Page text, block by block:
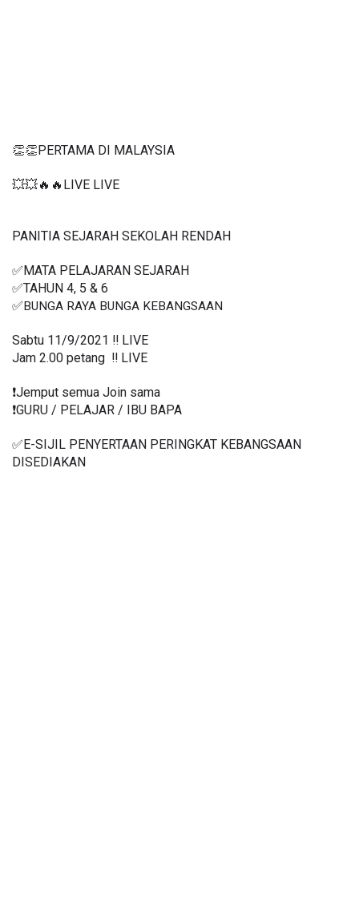
👏👏PERTAMA DI MALAYSIA
💥💥🔥🔥LIVE LIVE
PANITIA SEJARAH SEKOLAH RENDAH
✅MATA PELAJARAN SEJARAH
✅TAHUN 4, 5 & 6
✅BUNGA RAYA BUNGA KEBANGSAAN
Sabtu 11/9/2021 ‼️ LIVE
Jam 2.00 petang  ‼️ LIVE
❗️Jemput semua Join sama
❗️GURU / PELAJAR / IBU BAPA
✅E-SIJIL PENYERTAAN PERINGKAT KEBANGSAAN
DISEDIAKAN